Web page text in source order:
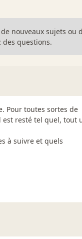
nouveaux sujets ou
des questions.
Pour toutes sortes de
est resté tel quel, tout
à suivre et quels